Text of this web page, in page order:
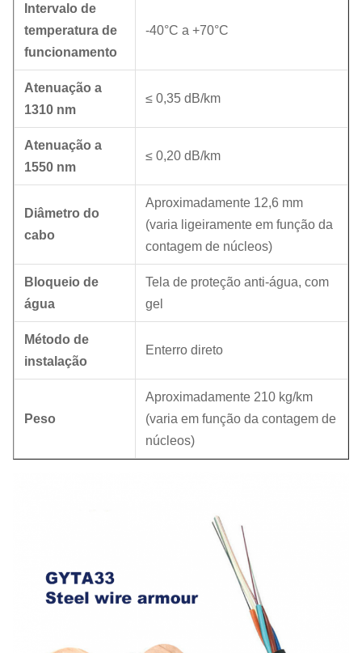
Intervalo de
temperatura de
funcionamento
-40°C a +70°C
Atenuação a
1310 nm
≤ 0,35 dB/km
Atenuação a
1550 nm
≤ 0,20 dB/km
Diâmetro do
cabo
Aproximadamente 12,6 mm
(varia ligeiramente em função da
contagem de núcleos)
Bloqueio de
água
Tela de proteção anti-água, com
gel
Método de
instalação
Enterro direto
Peso
Aproximadamente 210 kg/km
(varia em função da contagem de
núcleos)